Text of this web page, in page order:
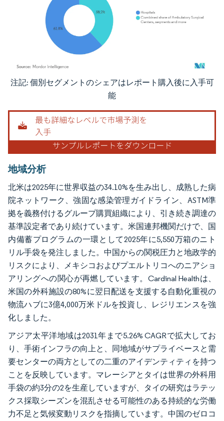
画像 © Mordor Intelligence。再利用にはCC BY 4.0の表示が必要です。
注記: 個別セグメントのシェアはレポート購入後に入手可
能
地域分析
北米は2025年に世界収益の34.10%を生み出し、成熟した病
院ネットワーク、強固な感染管理ガイドライン、ASTM準
拠を義務付けるグループ購買組織により、引き続き調達の
基準設定者であり続けています。米国連邦機関だけで、国
内備蓄プログラムの一環として2025年に5,550万箱のニト
リル手袋を発注しました。中国からの関税圧力と地政学的
リスクにより、メキシコおよびプエルトリコへのニアショ
アリングへの関心が再燃しています。Cardinal Healthは、
米国の外科施設の80%に翌日配送を支援する自動化重視の
物流ハブに3億4,000万米ドルを投資し、レジリエンスを強
化しました。
アジア太平洋地域は2031年まで5.26% CAGRで拡大してお
り、手術インフラの向上と、同地域がサプライベースと需
要センターの両方としての二重のアイデンティティを持つ
ことを反映しています。マレーシアとタイは世界の外科用
手袋の約3分の2を生産していますが、タイの研究はラテッ
クス採取シーズンを混乱させる可能性のある持続的な労働
力不足と気候変動リスクを指摘しています。中国のゼロコ